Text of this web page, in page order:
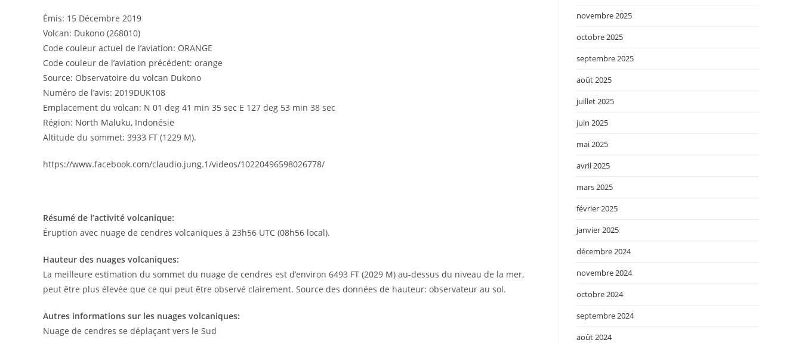
Émis: 15 Décembre 2019
Volcan: Dukono (268010)
Code couleur actuel de l’aviation: ORANGE
Code couleur de l’aviation précédent: orange
Source: Observatoire du volcan Dukono
Numéro de l’avis: 2019DUK108
Emplacement du volcan: N 01 deg 41 min 35 sec E 127 deg 53 min 38 sec
Région: North Maluku, Indonésie
Altitude du sommet: 3933 FT (1229 M).
https://www.facebook.com/claudio.jung.1/videos/10220496598026778/
Résumé de l’activité volcanique:
Éruption avec nuage de cendres volcaniques à 23h56 UTC (08h56 local).
Hauteur des nuages volcaniques:
La meilleure estimation du sommet du nuage de cendres est d’environ 6493 FT (2029 M) au-dessus du niveau de la mer,
peut être plus élevée que ce qui peut être observé clairement. Source des données de hauteur: observateur au sol.
Autres informations sur les nuages volcaniques:
Nuage de cendres se déplaçant vers le Sud
novembre 2025
octobre 2025
septembre 2025
août 2025
juillet 2025
juin 2025
mai 2025
avril 2025
mars 2025
février 2025
janvier 2025
décembre 2024
novembre 2024
octobre 2024
septembre 2024
août 2024